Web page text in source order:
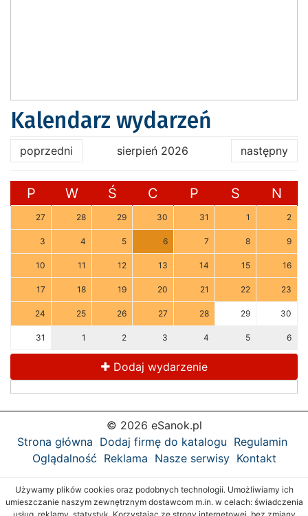
Kalendarz wydarzeń
poprzedni sierpień 2026 następny
P W Ś C P S N
27 28 29 30 31 1 2
3 4 5 6 7 8 9
10 11 12 13 14 15 16
17 18 19 20 21 22 23
24 25 26 27 28 29 30
31 1 2 3 4 5 6
Dodaj wydarzenie
© 2026 eSanok.pl
Strona główna Dodaj firmę do katalogu Regulamin
Oglądalność Reklama Nasze serwisy Kontakt
Używamy plików cookies oraz podobnych technologii. Umożliwiamy ich
umieszczanie naszym zewnętrznym dostawcom m.in. w celach: świadczenia